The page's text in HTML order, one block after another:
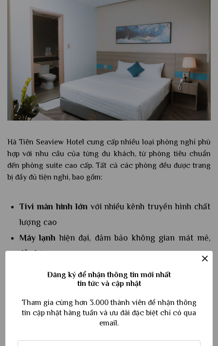
Đăng ký để nhận thông tin mới nhất
tin tức và cập nhật
Tham gia cùng hơn 3.000 thành viên để nhận thông
tin cập nhật hàng tuần và ưu đãi đặc biệt chỉ có qua
email.
Hà Tiên Seaview Hotel cung cấp nhiều loại phòng nghỉ phù
hợp với nhu cầu của từng du khách, từ phòng tiêu chuẩn
đến phòng suite cao cấp. Tất cả các phòng đều được trang
bị đầy đủ tiện nghi, bao gồm:
Tivi màn hình lớn với nhiều kênh truyền hình chất
lượng cao
Máy lạnh hiện đại, đảm bảo không gian mát mẻ,
dễ chịu
Phòng tắm riêngvới vòi sen, máy nước nóng tiện
Ban công riêngvới tầm nhìn hướng biển hoặc
phố thị